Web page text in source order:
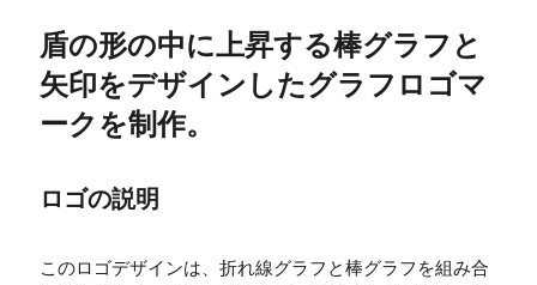
盾の形の中に上昇する棒グラフと
矢印をデザインしたグラフロゴマ
ークを制作。
ロゴの説明
このロゴデザインは、折れ線グラフと棒グラフを組み合